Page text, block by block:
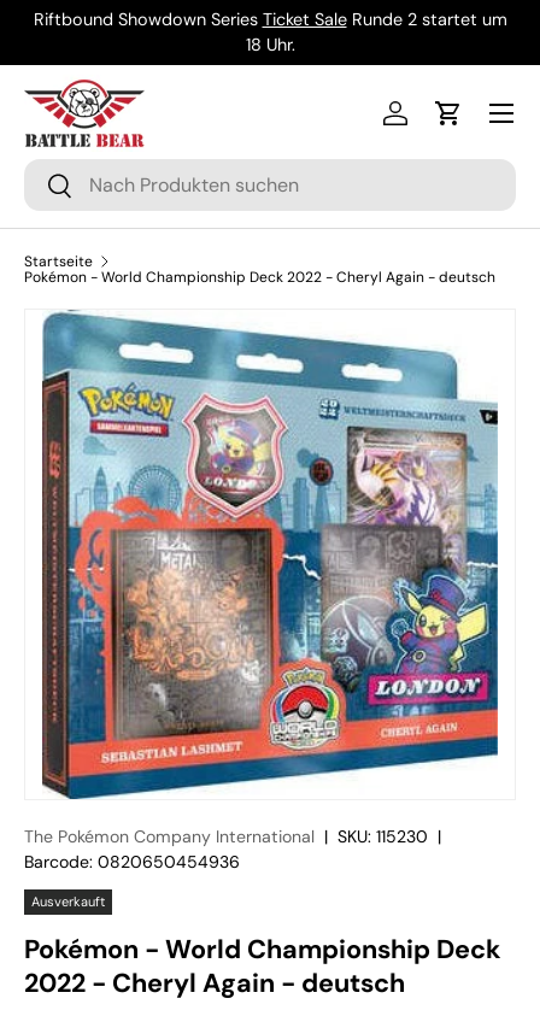
Riftbound Showdown Series Ticket SaleRunde 2 startet um
18 Uhr.
Suchen
Suchen
Einloggen
Menü
Startseite
Pokémon - World Championship Deck 2022 - Cheryl Again - deutsch
The Pokémon Company International | SKU: 115230 |
Barcode: 0820650454936
Ausverkauft
Pokémon - World Championship Deck
2022 - Cheryl Again - deutsch